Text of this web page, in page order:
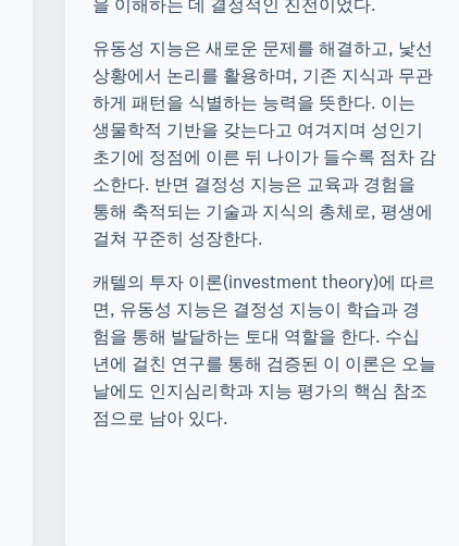
유동성 지능은 새로운 문제를 해결하고, 낯선
상황에서 논리를 활용하며, 기존 지식과 무관
하게 패턴을 식별하는 능력을 뜻한다. 이는
생물학적 기반을 갖는다고 여겨지며 성인기
초기에 정점에 이른 뒤 나이가 들수록 점차 감
소한다. 반면 결정성 지능은 교육과 경험을
통해 축적되는 기술과 지식의 총체로, 평생에
걸쳐 꾸준히 성장한다.
캐텔의 투자 이론(investment theory)에 따르
면, 유동성 지능은 결정성 지능이 학습과 경
험을 통해 발달하는 토대 역할을 한다. 수십
년에 걸친 연구를 통해 검증된 이 이론은 오늘
날에도 인지심리학과 지능 평가의 핵심 참조
점으로 남아 있다.